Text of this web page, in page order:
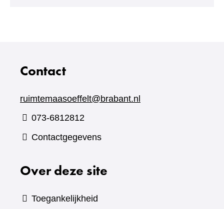
Contact
ruimtemaasoeffelt@brabant.nl
073-6812812
Contactgegevens
Over deze site
Toegankelijkheid